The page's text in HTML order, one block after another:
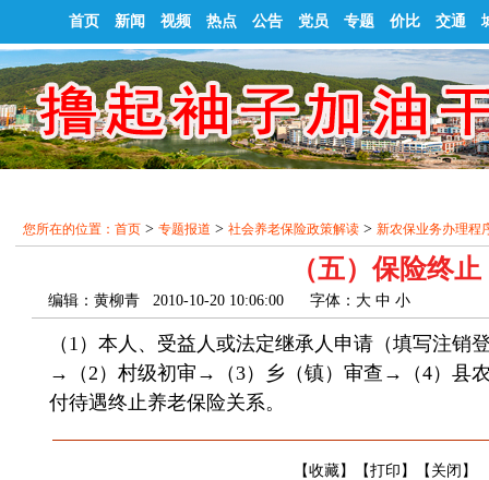
首页 新闻 视频 热点 公告 党员 专题 价比 交通
您所在的位置：首页 >专题报道 >社会养老保险政策解读 >新农保业务办理程
（五）保险终止
编辑：黄柳青 2010-10-20 10:06:00字体： 大 中 小
（ 1 ）本人、受益人或法定继承人申请（填写注销
→（2 ）村级初审→（3）乡（镇）审查→（4）县
付待遇终止养老保险关系。
【收藏】【打印 】【 关闭 】